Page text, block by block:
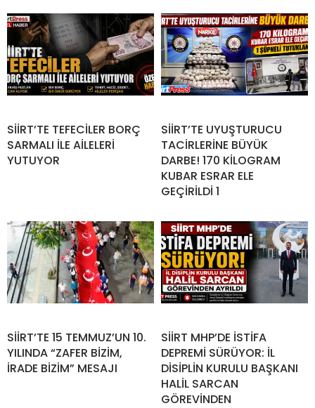
SİİRT’TE TEFECİLER BORÇ
SARMALI İLE AİLELERİ
YUTUYOR
SİİRT’TE UYUŞTURUCU
TACİRLERİNE BÜYÜK
DARBE! 170 KİLOGRAM
KUBAR ESRAR ELE
GEÇİRİLDİ 1
SİİRT’TE 15 TEMMUZ’UN 10.
YILINDA “ZAFER BİZİM,
İRADE BİZİM” MESAJI
SİİRT MHP’DE İSTİFA
DEPREMİ SÜRÜYOR: İL
DİSİPLİN KURULU BAŞKANI
HALİL SARCAN
GÖREVİNDEN